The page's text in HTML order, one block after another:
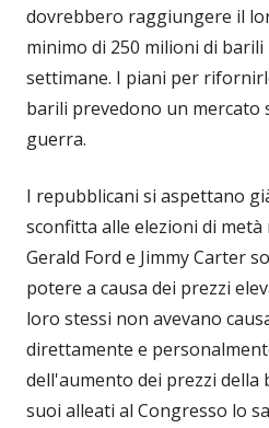
dovrebbero raggiungere il
minimo di 250 milioni di
settimane. I piani per
barili prevedono un mercato
guerra.
I repubblicani si aspettano
sconfitta alle elezioni di
Gerald Ford e Jimmy Carter
potere a causa dei prezzi
loro stessi non avevano
direttamente e
dell'aumento dei prezzi della
suoi alleati al Congresso lo